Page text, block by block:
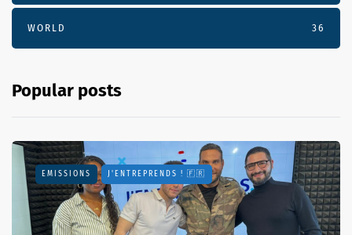
WORLD 36
Popular posts
EMISSIONS J'ENTREPRENDS ! 🇫🇷